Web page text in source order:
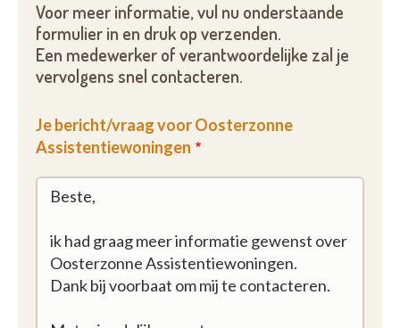
Voor meer informatie, vul nu onderstaande
formulier in en druk op verzenden.
Een medewerker of verantwoordelijke zal je
vervolgens snel contacteren.
Je bericht/vraag voor Oosterzonne
Assistentiewoningen